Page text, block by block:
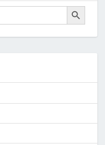
Search Button